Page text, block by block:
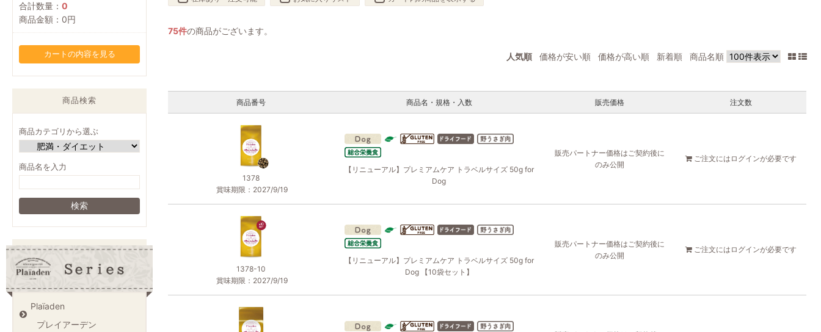
合計数量： 0
商品金額： 0円
カートの内容を見る
商品検索
商品カテゴリから選ぶ
商品名を入力
Plaïaden
プレイアーデン
75件の商品がございます。
人気順 価格が安い順 価格が高い順 新着順 商品名順
商品番号 商品名・規格・入数 販売価格 注文数
1378
賞味期限：2027/9/19
【リニューアル】プレミアムケア トラベルサイズ 50g for
Dog
販売パートナー価格はご契約後に
のみ公開
ご注文には ログインが必要です
1378-10
賞味期限：2027/9/19
【リニューアル】プレミアムケア トラベルサイズ 50g for
Dog 【10袋セット】
販売パートナー価格はご契約後に
のみ公開
ご注文には ログインが必要です